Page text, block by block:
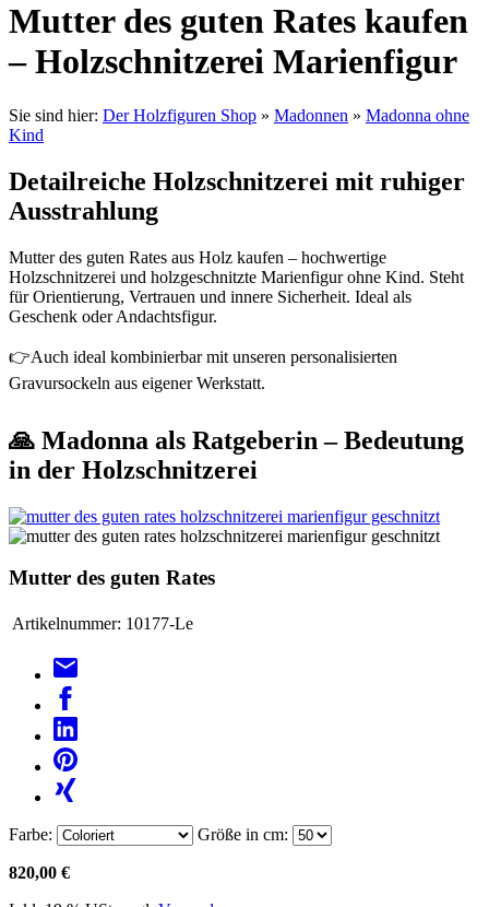
Mutter des guten Rates kaufen
– Holzschnitzerei Marienfigur
Sie sind hier: Der Holzfiguren Shop » Madonnen » Madonna ohne
Kind
Detailreiche Holzschnitzerei mit ruhiger
Ausstrahlung
Mutter des guten Rates aus Holz kaufen – hochwertige
Holzschnitzerei und holzgeschnitzte Marienfigur ohne Kind. Steht
für Orientierung, Vertrauen und innere Sicherheit. Ideal als
Geschenk oder Andachtsfigur.
👉Auch ideal kombinierbar mit unseren personalisierten
Gravursockeln aus eigener Werkstatt.
🙏 Madonna als Ratgeberin – Bedeutung
in der Holzschnitzerei
Mutter des guten Rates
Artikelnummer: 10177-Le
Farbe: Größe in cm:
820,00 €